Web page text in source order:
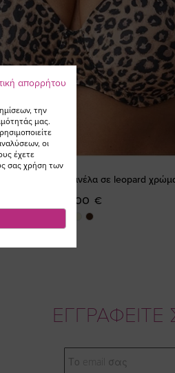
plunge με μπανέλα σε leopard
38,00 €
ΕΓΓΡΑΦΕΙΤΕ
Email
απορρήτου
την
μας.
οι
έχετε
σας χρήση των